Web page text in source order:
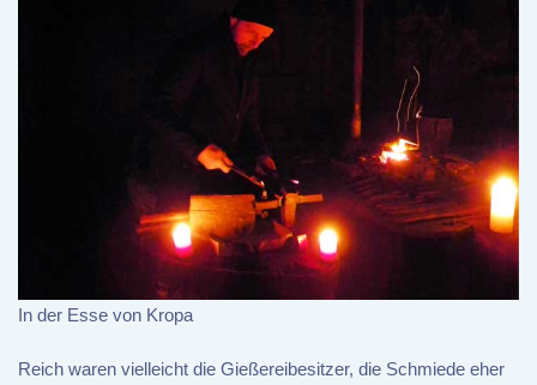
In der Esse von Kropa
Reich waren vielleicht die Gießereibesitzer, die Schmiede eher